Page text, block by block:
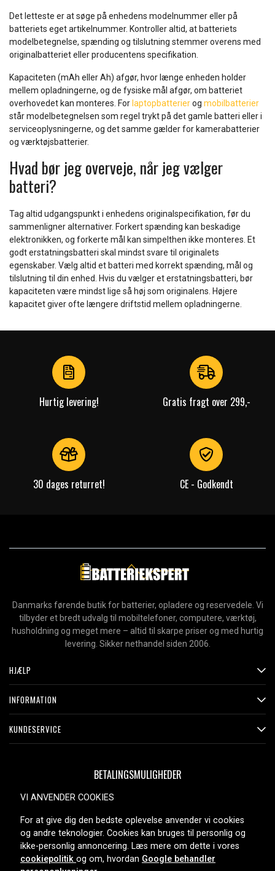
Det letteste er at søge på enhedens modelnummer eller på
batteriets eget artikelnummer. Kontroller altid, at batteriets
modelbetegnelse, spænding og tilslutning stemmer overens med
originalbatteriet eller producentens specifikation.
Kapaciteten (mAh eller Ah) afgør, hvor længe enheden holder
mellem opladningerne, og de fysiske mål afgør, om batteriet
overhovedet kan monteres. For laptopbatterierog mobilbatterier
står modelbetegnelsen som regel trykt på det gamle batteri eller i
serviceoplysningerne, og det samme gælder for kamerabatterier
og værktøjsbatterier.
Hvad bør jeg overveje, når jeg vælger
batteri?
Tag altid udgangspunkt i enhedens originalspecifikation, før du
sammenligner alternativer. Forkert spænding kan beskadige
elektronikken, og forkerte mål kan simpelthen ikke monteres. Et
godt erstatningsbatteri skal mindst svare til originalets
egenskaber. Vælg altid et batteri med korrekt spænding, mål og
tilslutning til din enhed. Hvis du vælger et erstatningsbatteri, bør
kapaciteten være mindst lige så høj som originalens. Højere
kapacitet giver ofte længere driftstid mellem opladningerne.
Hurtig levering! Gratis fragt over 299,-
30 dages returret! CE - Godkendt
Danmarks førende butik for batterier, opladere og reservedele. Vi
tilbyder et bredt udvalg til mobiltelefoner, computere, værktøj,
husholdning og meget mere – altid til skarpe priser og med hurtig
levering. Sikker nethandel siden 2006.
HJÆLP
INFORMATION
KUNDESERVICE
BETALINGSMULIGHEDER
LEVERINGSMULIGHEDER
VI ANVENDER COOKIES
For at give dig den bedste oplevelse anvender vi cookies
og andre teknologier. Cookies kan bruges til personlig og
ikke-personlig annoncering. Læs mere om dette i vores
cookiepolitik og om, hvordan Google behandler